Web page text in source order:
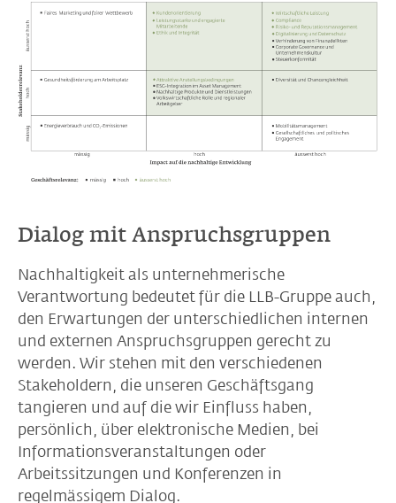
Dialog mit Anspruchsgruppen
Nachhaltigkeit als unternehmerische
Verantwortung bedeutet für die LLB-Gruppe auch,
den Erwartungen der unterschiedlichen internen
und externen Anspruchsgruppen gerecht zu
werden. Wir stehen mit den verschiedenen
Stakeholdern, die unseren Geschäftsgang
tangieren und auf die wir Einfluss haben,
persönlich, über elektronische Medien, bei
Informationsveranstaltungen oder
Arbeitssitzungen und Konferenzen in
regelmässigem Dialog.